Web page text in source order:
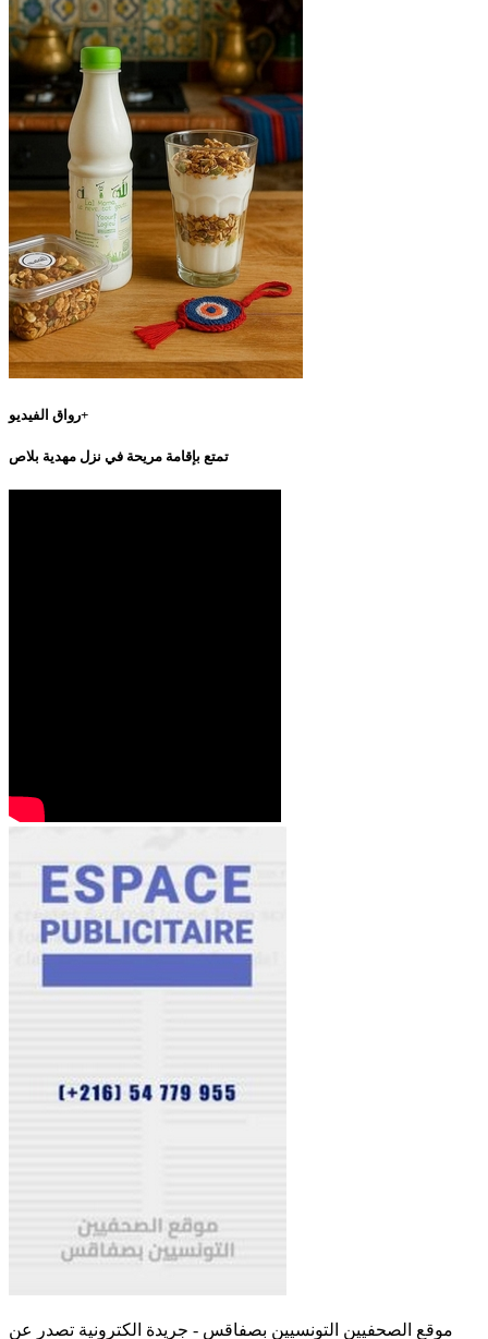
رواق الفيديو+
تمتع بإقامة مريحة في نزل مهدية بلاص
موقع الصحفيين التونسيين بصفاقس - جريدة الكترونية تصدر عن